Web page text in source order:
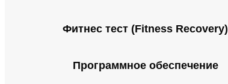
Фитнес тест (Fitness Recovery)
Программное обеспечение